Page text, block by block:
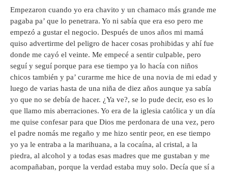
Empezaron cuando yo era chavito y un chamaco más grande me
pagaba pa’ que lo penetrara. Yo ni sabía que era eso pero me
empezó a gustar el negocio. Después de unos años mi mamá
quiso advertirme del peligro de hacer cosas prohibidas y ahí fue
donde me cayó el veinte. Me empecé a sentir culpable, pero
seguí y seguí porque para ese tiempo ya lo hacía con niños
chicos también y pa’ curarme me hice de una novia de mi edad y
luego de varias hasta de una niña de diez años aunque ya sabía
yo que no se debía de hacer. ¿Ya ve?, se lo pude decir, eso es lo
que llamo mis aberraciones. Yo era de la iglesia católica y un día
me quise confesar para que Dios me perdonara de una vez, pero
el padre nomás me regaño y me hizo sentir peor, en ese tiempo
yo ya le entraba a la marihuana, a la cocaína, al cristal, a la
piedra, al alcohol y a todas esas madres que me gustaban y me
acompañaban, porque la verdad estaba muy solo. Decía que sí a